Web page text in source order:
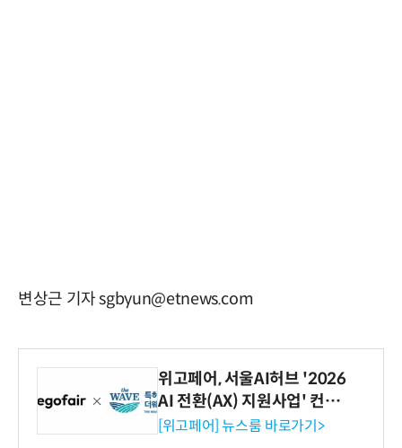
변상근 기자 sgbyun@etnews.com
위고페어, 서울AI허브 '2026
AI 전환(AX) 지원사업' 컨소
시엄 선정
[위고페어] 뉴스룸 바로가기>